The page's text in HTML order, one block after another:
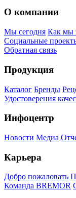
О компании
Мы сегодня Как мы
Социальные
Обратная связь
Продукция
Каталог Бренды
Удостоверения
Инфоцентр
Новости Медиа
Карьера
Добро пожаловать
Команда BREMOR